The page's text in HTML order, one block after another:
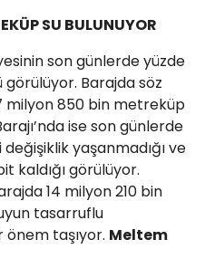
SU BULUNUYOR
son günlerde yüzde
görülüyor. Barajda söz
milyon 850 bin metreküp
ise son günlerde
yaşanmadığı ve
kaldığı görülüyor.
14 milyon 210 bin
tasarruflu
önem taşıyor. Meltem